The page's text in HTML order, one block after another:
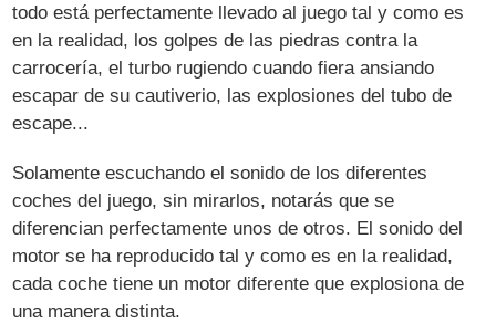
todo está perfectamente llevado al juego tal y como es
en la realidad, los golpes de las piedras contra la
carrocería, el turbo rugiendo cuando fiera ansiando
escapar de su cautiverio, las explosiones del tubo de
escape...
Solamente escuchando el sonido de los diferentes
coches del juego, sin mirarlos, notarás que se
diferencian perfectamente unos de otros. El sonido del
motor se ha reproducido tal y como es en la realidad,
cada coche tiene un motor diferente que explosiona de
una manera distinta.